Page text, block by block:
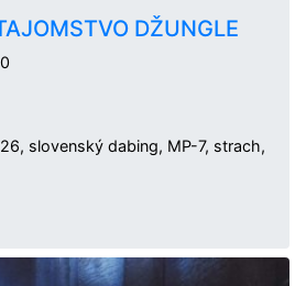
DŽUNGLE
slovenský dabing, MP-7, strach,